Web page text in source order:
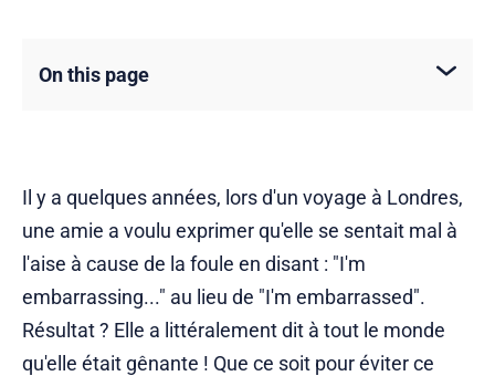
On this page
Il y a quelques années, lors d'un voyage à Londres,
une amie a voulu exprimer qu'elle se sentait mal à
l'aise à cause de la foule en disant : "I'm
embarrassing..." au lieu de "I'm embarrassed".
Résultat ? Elle a littéralement dit à tout le monde
qu'elle était gênante ! Que ce soit pour éviter ce